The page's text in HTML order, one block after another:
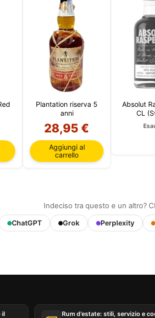
Plantation riserva 5
anni
28,95 €
Aggiungi al
carrello
Absolut
Indeciso tra questo e un altro?
ChatGPT Grok Perplexity
il
Rum d’estate: stili, servizio e
Questo sito utilizza i
sito utilizza cookie che possono leggere,
sul tuo browser e sul tuo
tecnologie includono dati relativi al tuo
identificatori personali (ad esempio,
e cronologia di navigazione.
ad esempio, per accedere al tuo
la sicurezza, ricordare le scelte degli
per scopi di marketing. Puoi rifiutare tutto
scegliendo di accettare solo i cookie
la tua scelta e selezionare i
sessione.